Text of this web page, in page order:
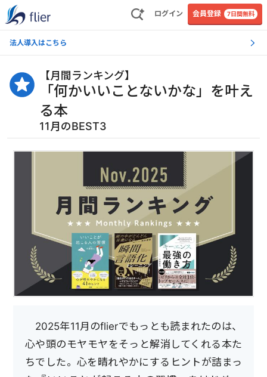
ログイン 会員登録 7日間無料
法人導入はこちら
【月間ランキング】
「何かいいことないかな」を叶え
る本
11月のBEST3
2025年11月のflierでもっとも読まれたのは、
心や頭のモヤモヤをそっと解消してくれる本た
ちでした。心を晴れやかにするヒントが詰まっ